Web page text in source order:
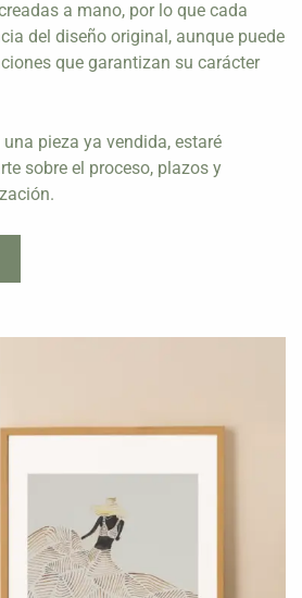
a mano, por lo que cada
del diseño original, aunque puede
que garantizan su carácter
pieza ya vendida, estaré
sobre el proceso, plazos y